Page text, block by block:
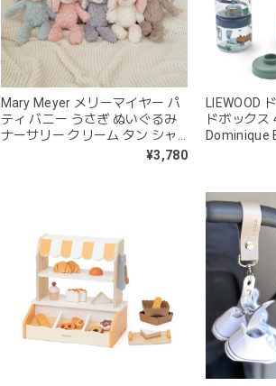
Mary Meyer メリーマイヤー パ
ティ バニー うさぎ ぬいぐるみ
ナーサリー クリーム タン シャ
¥3,780
LIEWOOD
ドボックス
Dominique